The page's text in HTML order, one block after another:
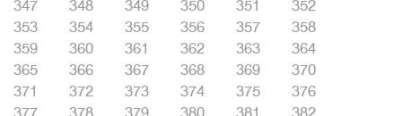
347
348 349 350 351
352
353
354 355 356 357
358
359
360 361 362 363
364
365
366 367 368 369
370
371
372 373 374 375
376